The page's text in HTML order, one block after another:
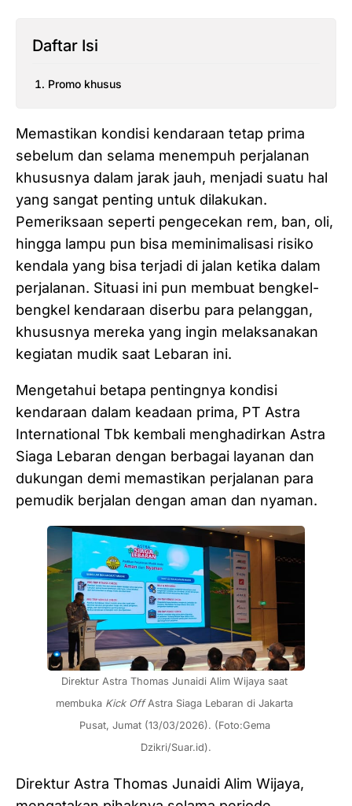
Daftar Isi
Promo khusus
Memastikan kondisi kendaraan tetap prima
sebelum dan selama menempuh perjalanan
khususnya dalam jarak jauh, menjadi suatu hal
yang sangat penting untuk dilakukan.
Pemeriksaan seperti pengecekan rem, ban, oli,
hingga lampu pun bisa meminimalisasi risiko
kendala yang bisa terjadi di jalan ketika dalam
perjalanan. Situasi ini pun membuat bengkel-
bengkel kendaraan diserbu para pelanggan,
khususnya mereka yang ingin melaksanakan
kegiatan mudik saat Lebaran ini.
Mengetahui betapa pentingnya kondisi
kendaraan dalam keadaan prima, PT Astra
International Tbk kembali menghadirkan Astra
Siaga Lebaran dengan berbagai layanan dan
dukungan demi memastikan perjalanan para
pemudik berjalan dengan aman dan nyaman.
Direktur Astra Thomas Junaidi Alim Wijaya saat
membuka Kick Off Astra Siaga Lebaran di Jakarta
Pusat, Jumat (13/03/2026). (Foto:Gema
Dzikri/Suar.id).
Direktur Astra Thomas Junaidi Alim Wijaya,